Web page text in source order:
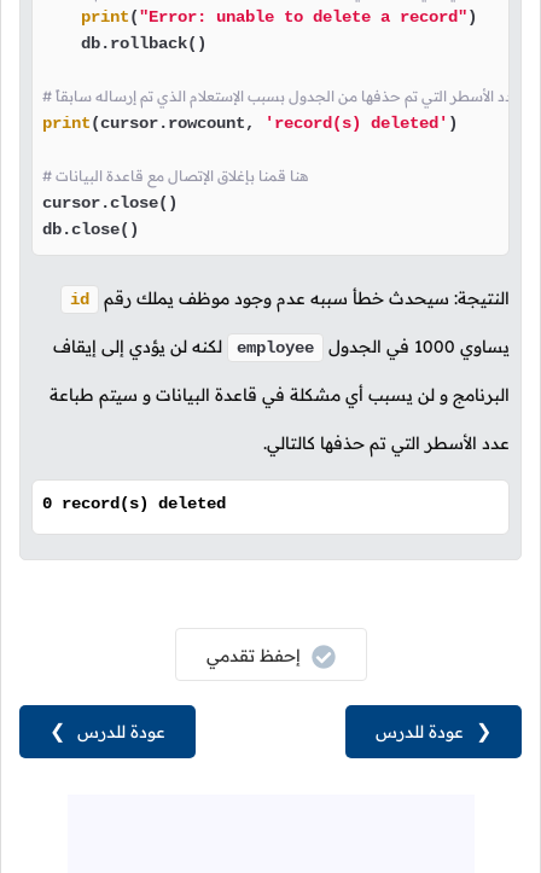
print("Error: unable to delete a record")
    db.rollback()
عدد الأسطر التي تم حذفها من الجدول بسبب الإستعلام الذي تم إرساله سابقاً
print(cursor.rowcount, 'record(s) deleted' )
# هنا قمنا بإغلاق الإتصال مع قاعدة البيانات
cursor.close()
db.close()
النتيجة: سيحدث خطأ سببه عدم وجود موظف يملك رقم id
يساوي 1000 في الجدول employee لكنه لن يؤدي إلى إيقاف
البرنامج و لن يسبب أي مشكلة في قاعدة البيانات و سيتم طباعة
عدد الأسطر التي تم حذفها كالتالي.
0 record(s) deleted
عودة للدرس ❯
إحفظ تقدمي
❮ عودة للدرس